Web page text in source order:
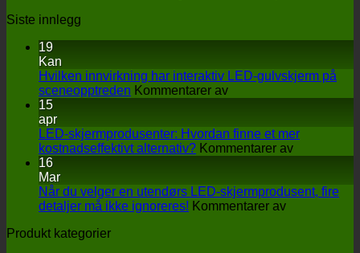
Siste innlegg
19
Kan
Hvilken innvirkning har interaktiv LED-gulvskjerm på
sceneopptreden Kommentarer avpå
har
interaktiv
på
sceneopptreden
15
apr
LED-skjermprodusenter: Hvordan finne et mer
kostnadseffektivt alternativ? Kommentarer avpå
Hvordan
16
Mar
Når du velger en utendørs LED-skjermprodusent, fire
detaljer må ikke ignoreres! Kommentarer avpå
Produkt kategorier